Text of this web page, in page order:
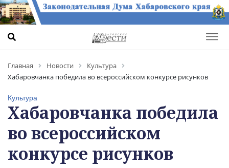
Главная Новости
Культура
Хабаровчанка победила во всероссийском конкурсе рисунков
Культура
Хабаровчанка победила
во всероссийском
конкурсе рисунков